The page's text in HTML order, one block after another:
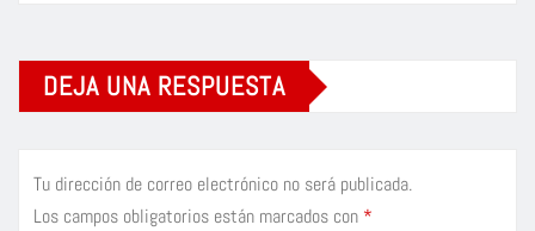
DEJA UNA RESPUESTA
Tu dirección de correo electrónico no será publicada.
Los campos obligatorios están marcados con *